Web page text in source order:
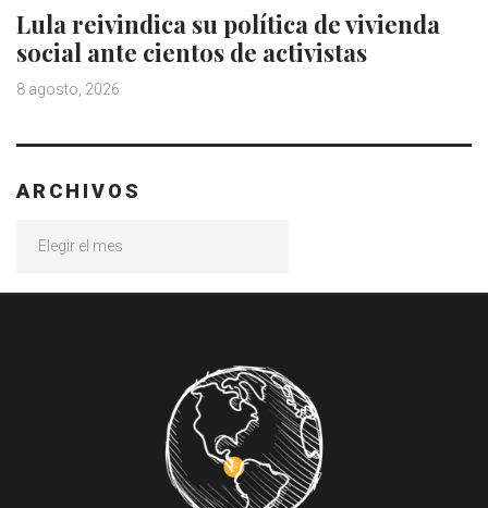
Lula reivindica su política de vivienda
social ante cientos de activistas
8 agosto, 2026
ARCHIVOS